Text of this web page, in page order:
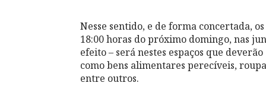
Nesse sentido, e de forma concertada,
18:00 horas do próximo domingo, nas
efeito – será nestes espaços que
como bens alimentares perecíveis,
entre outros.